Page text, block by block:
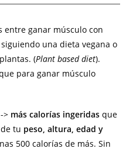
entre ganar músculo con
una dieta vegana o
(Plant based diet).
para ganar músculo
> más calorías ingeridas que
tu peso, altura, edad y
500 calorías de más. Sin